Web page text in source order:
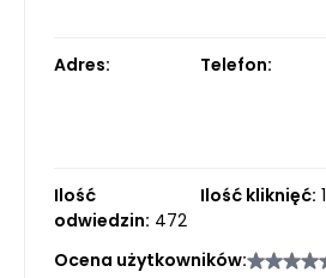
Adres: Telefon:
Ilość
odwiedzin: 472
Ilość kliknięć: 1
Ocena użytkowników: